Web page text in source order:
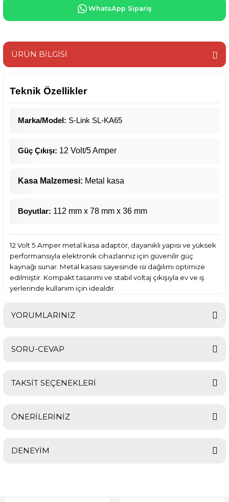
WhatsApp Sipariş
ÜRÜN BİLGİSİ
Teknik Özellikler
Marka/Model: S-Link SL-KA65
Güç Çıkışı: 12 Volt/5 Amper
Kasa Malzemesi: Metal kasa
Boyutlar: 112 mm x 78 mm x 36 mm
12 Volt 5 Amper metal kasa adaptör, dayanıklı yapısı ve yüksek
performansıyla elektronik cihazlarınız için güvenilir güç
kaynağı sunar. Metal kasası sayesinde ısı dağılımı optimize
edilmiştir. Kompakt tasarımı ve stabil voltaj çıkışıyla ev ve iş
yerlerinde kullanım için idealdir.
YORUMLARINIZ
SORU-CEVAP
TAKSİT SEÇENEKLERİ
ÖNERİLERİNİZ
Bu ürünün fiyat bilgisi, resim, ürün açıklamalarında ve diğer
DENEYİM